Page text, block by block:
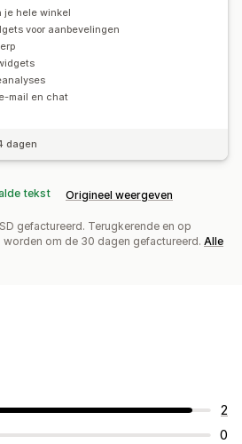
je hele winkel
voor aanbevelingen
mail en chat
dagen
tekst Origineel weergeven
gefactureerd. Terugkerende en op
om de 30 dagen gefactureerd. Alle
2
0